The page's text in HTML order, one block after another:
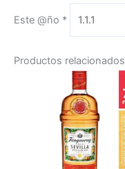
Este @ño *
Productos relacionados